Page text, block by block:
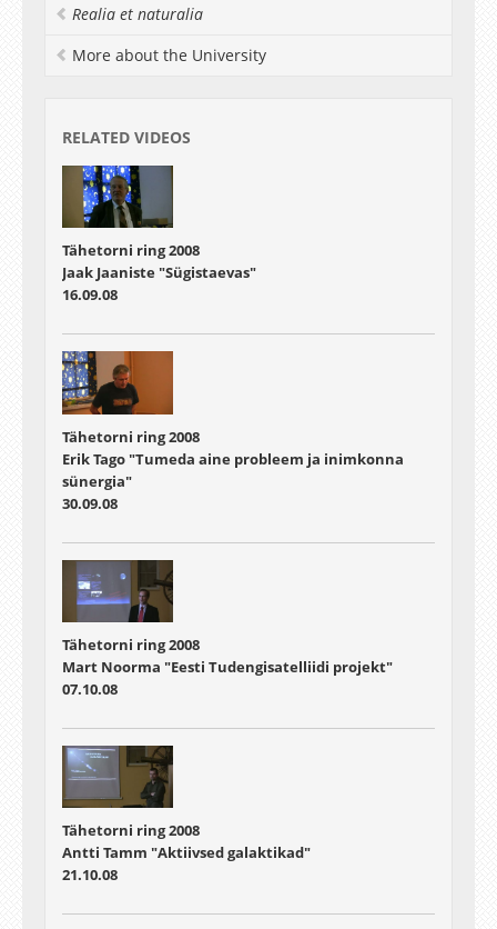
Realia et naturalia
More about the University
RELATED VIDEOS
Tähetorni ring 2008
Jaak Jaaniste "Sügistaevas"
16.09.08
Tähetorni ring 2008
Erik Tago "Tumeda aine probleem ja inimkonna
sünergia"
30.09.08
Tähetorni ring 2008
Mart Noorma "Eesti Tudengisatelliidi projekt"
07.10.08
Tähetorni ring 2008
Antti Tamm "Aktiivsed galaktikad"
21.10.08